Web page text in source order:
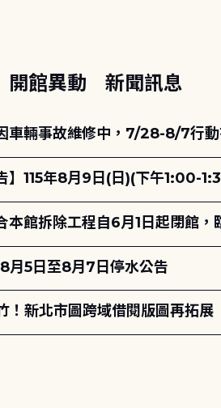
開館異動 新聞訊息
車輛事故維修中，7/28-8/7行
】115年8月9日(日)(下午1:00-
本館拆除工程自6月1日起閉館
8月5日至8月7日停水公告
！新北市圖跨域借閱版圖再拓展